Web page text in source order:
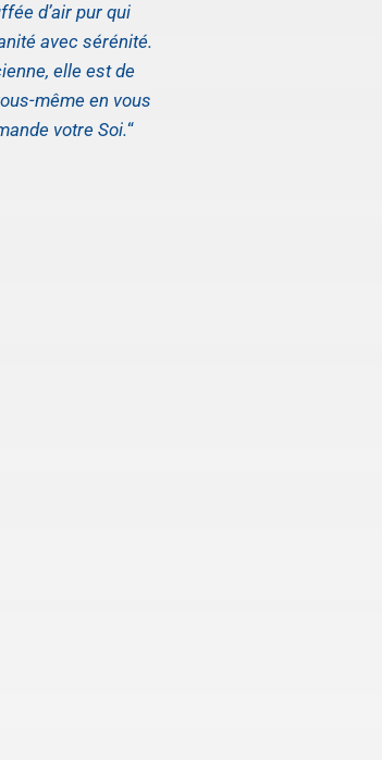
d’air pur qui
avec sérénité.
elle est de
même en vous
votre Soi.“